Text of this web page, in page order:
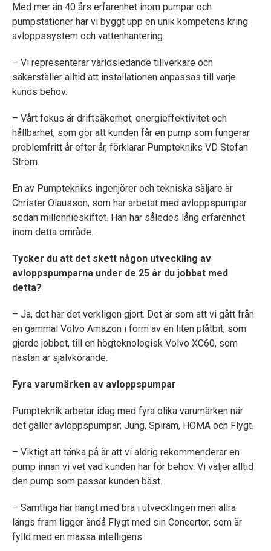
Med mer än 40 års erfarenhet inom pumpar och
pumpstationer har vi byggt upp en unik kompetens kring
avloppssystem och vattenhantering.
– Vi representerar världsledande tillverkare och
säkerställer alltid att installationen anpassas till varje
kunds behov.
– Vårt fokus är driftsäkerhet, energieffektivitet och
hållbarhet, som gör att kunden får en pump som fungerar
problemfritt år efter år, förklarar Pumptekniks VD Stefan
Ström.
En av Pumptekniks ingenjörer och tekniska säljare är
Christer Olausson, som har arbetat med avloppspumpar
sedan millennieskiftet. Han har således lång erfarenhet
inom detta område.
Tycker du att det skett någon utveckling av
avloppspumparna under de 25 år du jobbat med
detta?
– Ja, det har det verkligen gjort. Det är som att vi gått från
en gammal Volvo Amazon i form av en liten plåtbit, som
gjorde jobbet, till en högteknologisk Volvo XC60, som
nästan är självkörande.
Fyra varumärken av avloppspumpar
Pumpteknik arbetar idag med fyra olika varumärken när
det gäller avloppspumpar; Jung, Spiram, HOMA och Flygt.
– Viktigt att tänka på är att vi aldrig rekommenderar en
pump innan vi vet vad kunden har för behov. Vi väljer alltid
den pump som passar kunden bäst.
– Samtliga har hängt med bra i utvecklingen men allra
längs fram ligger ändå Flygt med sin Concertor, som är
fylld med en massa intelligens.